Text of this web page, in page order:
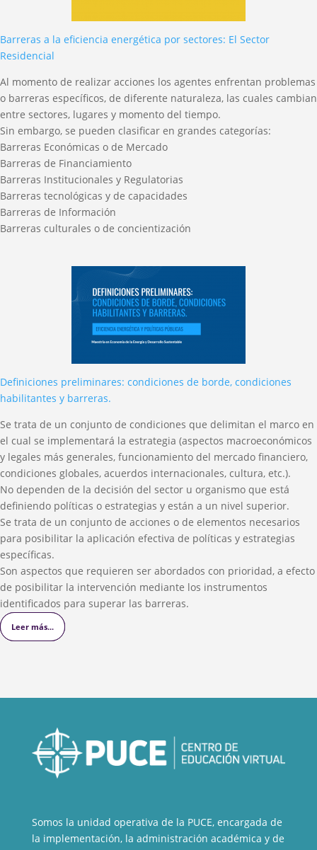
Leer más...
Barreras a la eficiencia energética por sectores: El Sector
Residencial
Al momento de realizar acciones los agentes enfrentan problemas
o barreras específicos, de diferente naturaleza, las cuales cambian
entre sectores, lugares y momento del tiempo.
Sin embargo, se pueden clasificar en grandes categorías:
Barreras Económicas o de Mercado
Barreras de Financiamiento
Barreras Institucionales y Regulatorias
Barreras tecnológicas y de capacidades
Barreras de Información
Barreras culturales o de concientización
Leer más...
Definiciones preliminares: condiciones de borde, condiciones
habilitantes y barreras.
Se trata de un conjunto de condiciones que delimitan el marco en
el cual se implementará la estrategia (aspectos macroeconómicos
y legales más generales, funcionamiento del mercado financiero,
condiciones globales, acuerdos internacionales, cultura, etc.).
No dependen de la decisión del sector u organismo que está
definiendo políticas o estrategias y están a un nivel superior.
Se trata de un conjunto de acciones o de elementos necesarios
para posibilitar la aplicación efectiva de políticas y estrategias
específicas.
Son aspectos que requieren ser abordados con prioridad, a efecto
de posibilitar la intervención mediante los instrumentos
identificados para superar las barreras.
Leer más...
Somos la unidad operativa de la PUCE, encargada de
la implementación, la administración académica y de